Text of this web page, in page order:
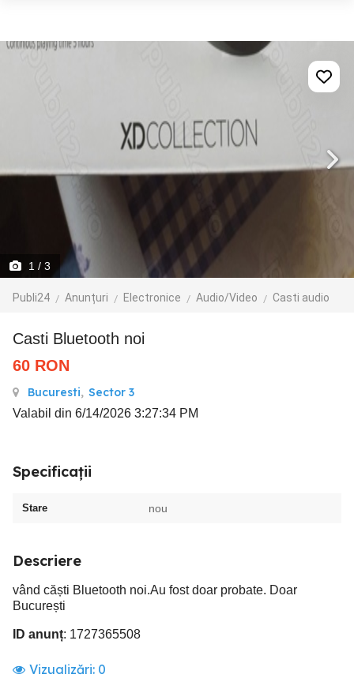
1 / 3
Publi24 Anunțuri Electronice Audio/Video Casti audio
casti Bluetooth noi
60 RON
Bucuresti, Sector 3
Valabil din 6/14/2026 3:27:34 PM
Specificații
Stare nou
Descriere
vând căști Bluetooth noi.Au fost doar probate. Doar
București
ID anunț: 1727365508
Vizualizări: 0